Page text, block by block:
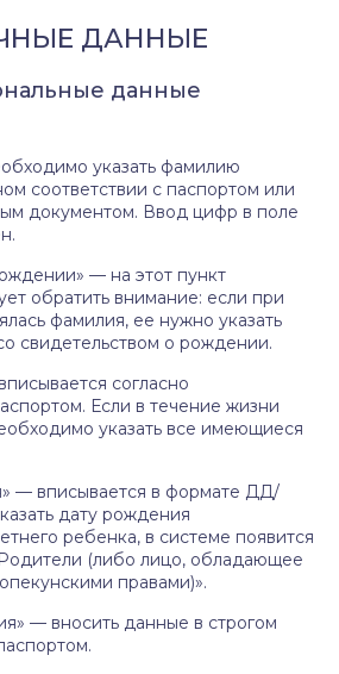
ДАННЫЕ
данные
указать фамилию
соответствии с паспортом или
документом. Ввод цифр в поле
— на этот пункт
обратить внимание: если при
фамилия, ее нужно указать
свидетельством о рождении.
согласно
Если в течение жизни
указать все имеющиеся
— вписывается в формате ДД/
дату рождения
ребенка, в системе появится
(либо лицо, обладающее
правами)».
— вносить данные в строгом